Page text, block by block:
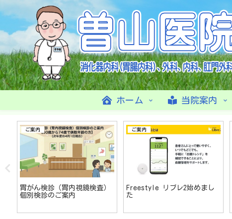
ホーム 当院案内
ご案内
胃がん検診（胃内視鏡検査）
個別検診のご案内
ご案内
Freestyle リブレ2始めまし
た